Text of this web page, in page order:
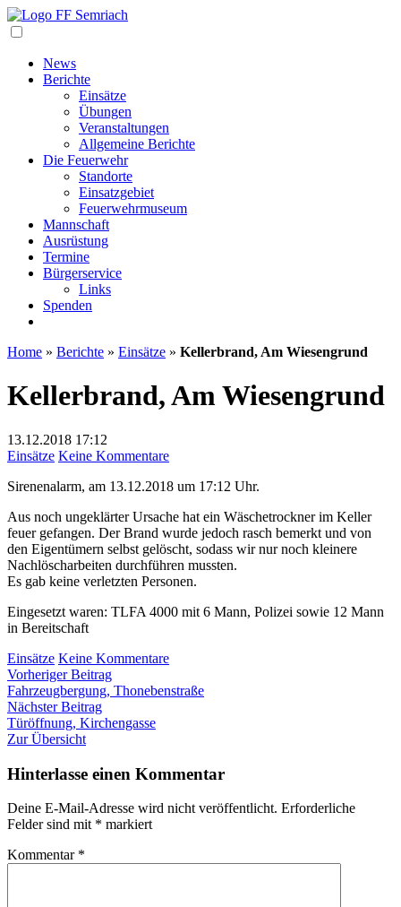
News
Berichte
Einsätze
Übungen
Veranstaltungen
Allgemeine Berichte
Die Feuerwehr
Standorte
Einsatzgebiet
Feuerwehrmuseum
Mannschaft
Ausrüstung
Termine
Bürgerservice
Links
Spenden
Home » Berichte » Einsätze » Kellerbrand, Am Wiesengrund
Kellerbrand, Am Wiesengrund
13.12.2018 17:12
Einsätze Keine Kommentarezu
Am
Sirenenalarm, am 13.12.2018 um 17:12 Uhr.
Aus noch ungeklärter Ursache hat ein Wäschetrockner im Keller
feuer gefangen. Der Brand wurde jedoch rasch bemerkt und von
den Eigentümern selbst gelöscht, sodass wir nur noch kleinere
Nachlöscharbeiten durchführen mussten.
Es gab keine verletzten Personen.
Eingesetzt waren: TLFA 4000 mit 6 Mann, Polizei sowie 12 Mann
in Bereitschaft
Einsätze Keine Kommentarezu
Am
Beitragsnavigation
Vorheriger BeitragVorheriger
Beitrag:
Fahrzeugbergung, Thonebenstraße
Nächster BeitragNächster
Beitrag:
Türöffnung, Kirchengasse
Zur Übersicht
Hinterlasse einen Kommentar
Deine E-Mail-Adresse wird nicht veröffentlicht. Erforderliche
Felder sind mit * markiert
Kommentar *